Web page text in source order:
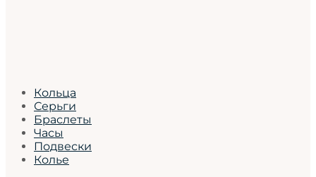
Кольца
Серьги
Браслеты
Часы
Подвески
Колье